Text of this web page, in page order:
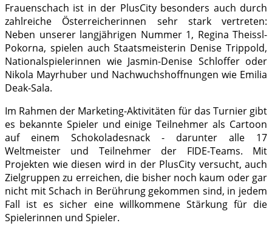
Frauenschach ist in der PlusCity besonders auch durch
zahlreiche Österreicherinnen sehr stark vertreten:
Neben unserer langjährigen Nummer 1, Regina Theissl-
Pokorna, spielen auch Staatsmeisterin Denise Trippold,
Nationalspielerinnen wie Jasmin-Denise Schloffer oder
Nikola Mayrhuber und Nachwuchshoffnungen wie Emilia
Deak-Sala.
Im Rahmen der Marketing-Aktivitäten für das Turnier gibt
es bekannte Spieler und einige Teilnehmer als Cartoon
auf einem Schokoladesnack - darunter alle 17
Weltmeister und Teilnehmer der FIDE-Teams. Mit
Projekten wie diesen wird in der PlusCity versucht, auch
Zielgruppen zu erreichen, die bisher noch kaum oder gar
nicht mit Schach in Berührung gekommen sind, in jedem
Fall ist es sicher eine willkommene Stärkung für die
Spielerinnen und Spieler.